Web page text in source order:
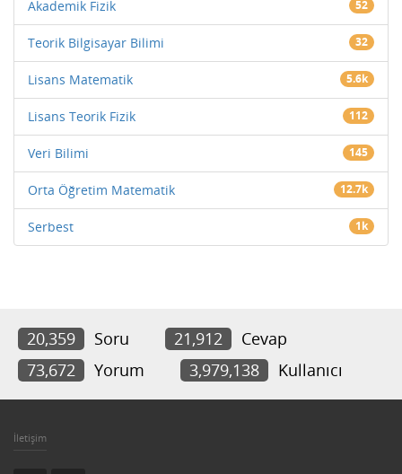
Akademik Fizik 52
Teorik Bilgisayar Bilimi 32
Lisans Matematik 5.6k
Lisans Teorik Fizik 112
Veri Bilimi 145
Orta Öğretim Matematik 12.7k
Serbest 1k
20,359 Soru 21,912
Cevap
73,672
Yorum 3,979,138 Kullanıcı
İletişim